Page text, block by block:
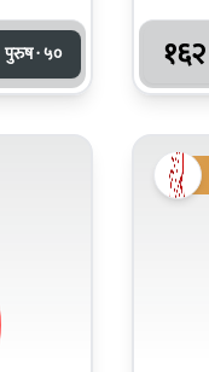
पुरुष · ५० १६२